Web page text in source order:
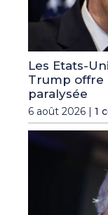
Les Etats-
Trump offre
paralysée
6 août 2026 | 1